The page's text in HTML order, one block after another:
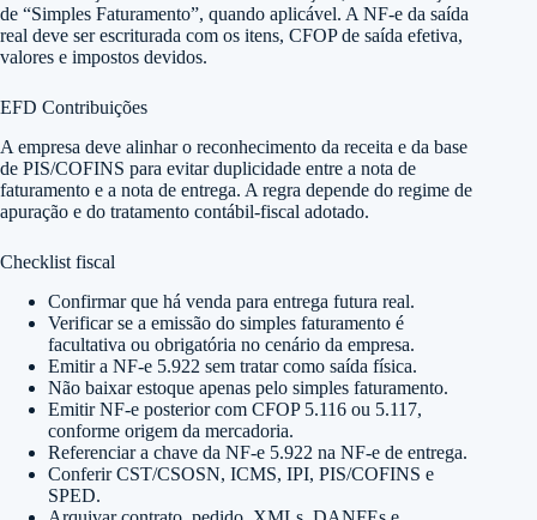
de “Simples Faturamento”, quando aplicável. A NF-e da saída
real deve ser escriturada com os itens, CFOP de saída efetiva,
valores e impostos devidos.
EFD Contribuições
A empresa deve alinhar o reconhecimento da receita e da base
de PIS/COFINS para evitar duplicidade entre a nota de
faturamento e a nota de entrega. A regra depende do regime de
apuração e do tratamento contábil-fiscal adotado.
Checklist fiscal
Confirmar que há venda para entrega futura real.
Verificar se a emissão do simples faturamento é
facultativa ou obrigatória no cenário da empresa.
Emitir a NF-e 5.922 sem tratar como saída física.
Não baixar estoque apenas pelo simples faturamento.
Emitir NF-e posterior com CFOP 5.116 ou 5.117,
conforme origem da mercadoria.
Referenciar a chave da NF-e 5.922 na NF-e de entrega.
Conferir CST/CSOSN, ICMS, IPI, PIS/COFINS e
SPED.